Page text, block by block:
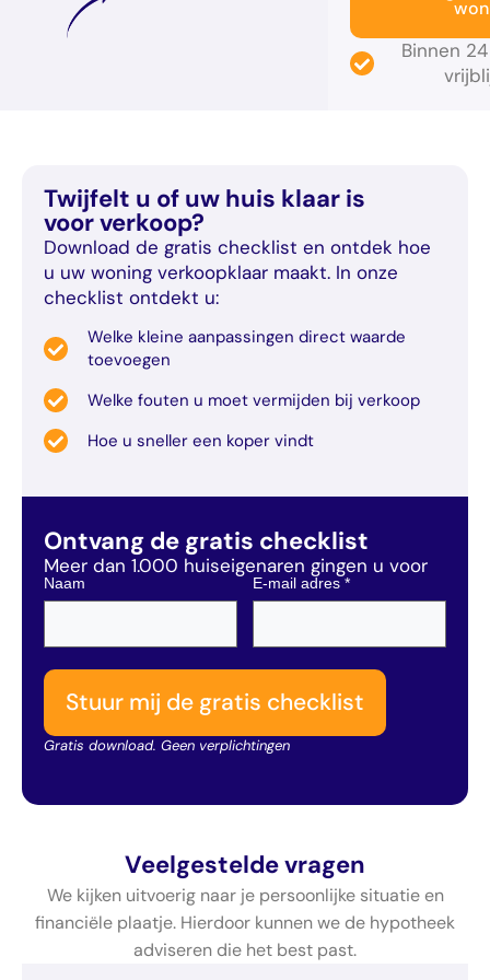
Binnen
Twijfelt u of uw huis klaar is
voor verkoop?
Download de gratis checklist en ontdek hoe
u uw woning verkoopklaar maakt. In onze
checklist ontdekt u:
Welke kleine aanpassingen direct waarde
toevoegen
Welke fouten u moet vermijden bij verkoop
Hoe u sneller een koper vindt
Ontvang de gratis checklist
Meer dan 1.000 huiseigenaren gingen u voor
Naam E-mail adres*
Stuur mij de gratis checklist
Gratis download. Geen verplichtingen
Veelgestelde vragen
We kijken uitvoerig naar je persoonlijke situatie en
financiële plaatje. Hierdoor kunnen we de hypotheek
adviseren die het best past.